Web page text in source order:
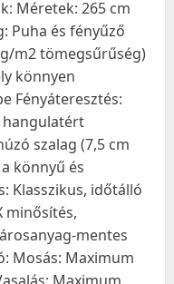
Méretek: 265 cm
Puha és fényűző
m2 tömegsűrűség)
könnyen
Fényáteresztés:
hangulatért
szalag (7,5 cm
könnyű és
Klasszikus, időtálló
minősítés,
mentes
Mosás: Maximum